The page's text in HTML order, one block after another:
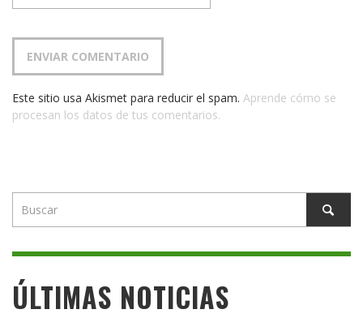
Este sitio usa Akismet para reducir el spam. Aprende cómo se
procesan los datos de tus comentarios.
ÚLTIMAS NOTICIAS